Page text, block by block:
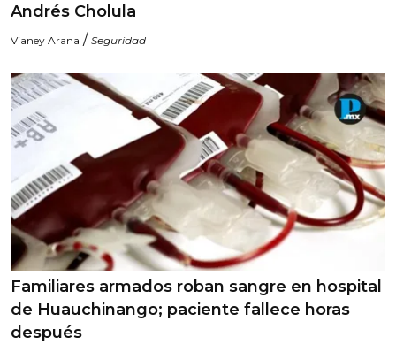
Andrés Cholula
Vianey Arana / Seguridad
Familiares armados roban sangre en hospital
de Huauchinango; paciente fallece horas
después